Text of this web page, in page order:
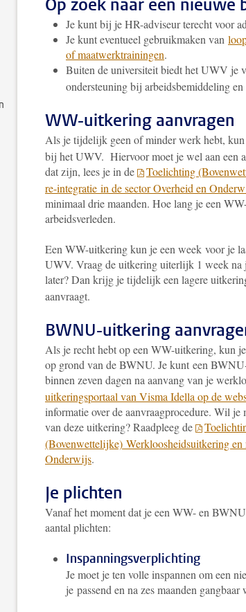
Op zoek naar een nieuwe
Je kunt bij je HR-adviseur terecht voor
Je kunt eventueel gebruikmaken van
of maatwerktrainingen.
Buiten de universiteit biedt het UWV je
ondersteuning bij arbeidsbemiddeling en
WW-uitkering aanvragen
Als je tijdelijk geen of minder werk hebt, kun
bij het UWV. Hiervoor moet je wel aan een
dat zijn, lees je in de
Toelichting
re-integratie in de sector Overheid en
minimaal drie maanden. Hoe lang je een
arbeidsverleden.
Een WW-uitkering kun je een week voor je
UWV. Vraag de uitkering uiterlijk 1 week na
later? Dan krijg je tijdelijk een lagere
aanvraagt.
BWNU-uitkering
Als je recht hebt op een WW-uitkering, kun
op grond van de BWNU. Je kunt een
binnen zeven dagen na aanvang van je
uitkeringsportaal van Visma Idella op de
informatie over de aanvraagprocedure. Wil je
van deze uitkering? Raadpleeg de
(Bovenwettelijke) Werkloosheidsuitkering
Onderwijs.
Je plichten
Vanaf het moment dat je een WW- en
aantal plichten:
Inspanningsverplichting
Je moet je ten volle inspannen om een
je passend en na zes maanden gangbaar